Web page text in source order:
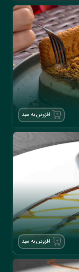
افزودن به سبد
افزودن به سبد